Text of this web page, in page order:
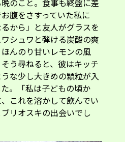
腹をさすっていた私に
から」と友人がグラスを
シュワと弾ける炭酸の爽
んのり甘いレモンの風
う尋ねると、彼はキッチ
な少し大きめの顆粒が入
。「私は子どもの頃か
これを溶かして飲んでい
リオスキの出会いでし